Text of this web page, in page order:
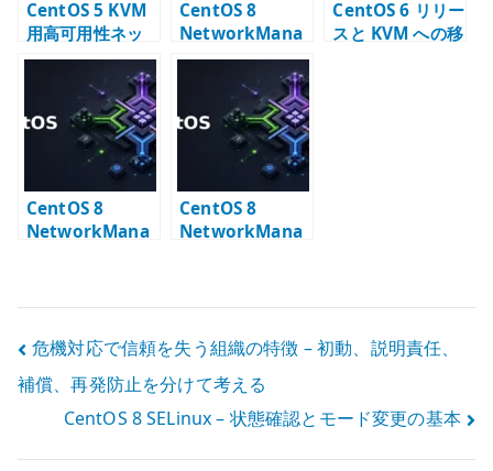
CentOS 5 KVM
用高可用性ネッ
トワーク設定 –
bonding /
VLAN / bridge
CentOS 8
NetworkMana
ger nmcli –
device と
connection の
基本
CentOS 6 リリー
スと KVM への移
CentOS 8
NetworkMana
CentOS 8
NetworkMana
投
稿
危機対応で信頼を失う組織の特徴 – 初動、説明責任、
補償、再発防止を分けて考える
CentOS 8 SELinux – 状態確認とモード変更の基本